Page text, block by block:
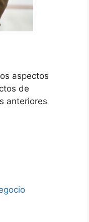
aspectos
de
anteriores